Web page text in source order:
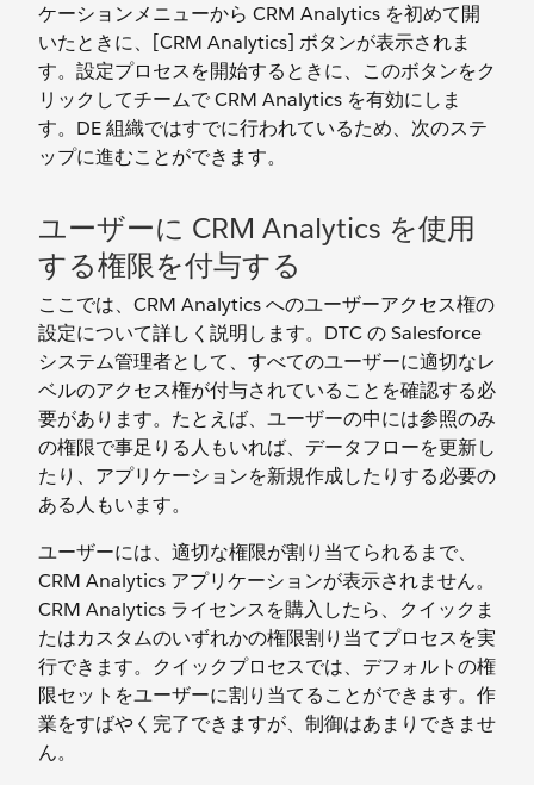
ケーションメニューから CRM Analytics を初めて開
いたときに、[CRM Analytics] ボタンが表示されま
す。設定プロセスを開始するときに、このボタンをク
リックしてチームで CRM Analytics を有効にしま
す。DE 組織ではすでに行われているため、次のステ
ップに進むことができます。
ユーザーに CRM Analytics を使用
する権限を付与する
ここでは、CRM Analytics へのユーザーアクセス権の
設定について詳しく説明します。DTC の Salesforce
システム管理者として、すべてのユーザーに適切なレ
ベルのアクセス権が付与されていることを確認する必
要があります。たとえば、ユーザーの中には参照のみ
の権限で事足りる人もいれば、データフローを更新し
たり、アプリケーションを新規作成したりする必要の
ある人もいます。
ユーザーには、適切な権限が割り当てられるまで、
CRM Analytics アプリケーションが表示されません。
CRM Analytics ライセンスを購入したら、クイックま
たはカスタムのいずれかの権限割り当てプロセスを実
行できます。クイックプロセスでは、デフォルトの権
限セットをユーザーに割り当てることができます。作
業をすばやく完了できますが、制御はあまりできませ
ん。